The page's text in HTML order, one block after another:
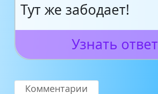
Тут же забодает!
Узнать ответ
Комментарии